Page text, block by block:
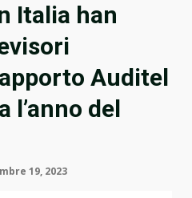
Italia han
Auditel
l’anno del
19, 2023